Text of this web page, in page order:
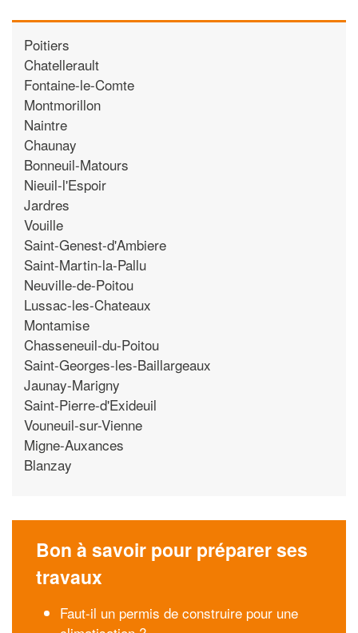
Poitiers
Chatellerault
Fontaine-le-Comte
Montmorillon
Naintre
Chaunay
Bonneuil-Matours
Nieuil-l'Espoir
Jardres
Vouille
Saint-Genest-d'Ambiere
Saint-Martin-la-Pallu
Neuville-de-Poitou
Lussac-les-Chateaux
Montamise
Chasseneuil-du-Poitou
Saint-Georges-les-Baillargeaux
Jaunay-Marigny
Saint-Pierre-d'Exideuil
Vouneuil-sur-Vienne
Migne-Auxances
Blanzay
Bon à savoir pour préparer ses
travaux
Faut-il un permis de construire pour une